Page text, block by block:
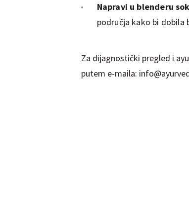
Napravi u blenderu sok
područja kako bi dobila
Za dijagnostički pregled i
putem e-maila: info@